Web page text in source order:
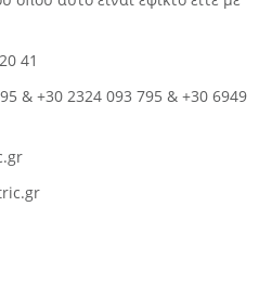
41
& +30 2324 093 795 & +30 6949